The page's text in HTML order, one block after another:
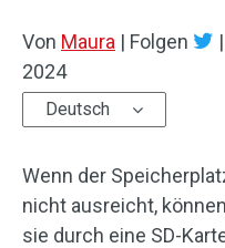
Von Maura | Folgen |
2024
Deutsch
Wenn der
nicht ausreicht,
sie durch eine SD-